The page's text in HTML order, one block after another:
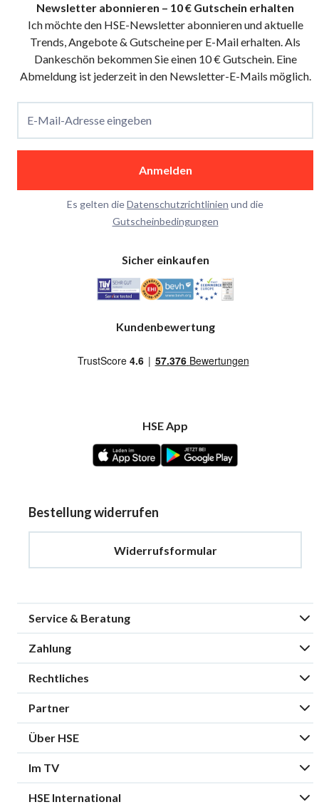
Newsletter abonnieren – 10 € Gutschein erhalten
Ich möchte den HSE-Newsletter abonnieren und aktuelle
Trends, Angebote & Gutscheine per E-Mail erhalten. Als
Dankeschön bekommen Sie einen 10 € Gutschein. Eine
Abmeldung ist jederzeit in den Newsletter-E-Mails möglich.
E-Mail-Adresse eingeben
Anmelden
Es gelten dieDatenschutzrichtlinien und die
Gutscheinbedingungen
Sicher einkaufen
Kundenbewertung
HSE App
Bestellung widerrufen
Widerrufsformular
Service & Beratung
Zahlung
Rechtliches
Partner
Über HSE
Im TV
HSE International